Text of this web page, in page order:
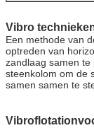
Vibro
Een methode van
optreden van
zandlaag samen
steenkolom om de
samen samen te